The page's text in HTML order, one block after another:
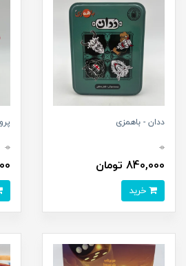
ددان - باهمزی
0
840,000 تومان
0